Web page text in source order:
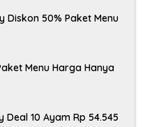
Diskon 50% Paket Menu
Menu Harga Hanya
10 Ayam Rp 54.545